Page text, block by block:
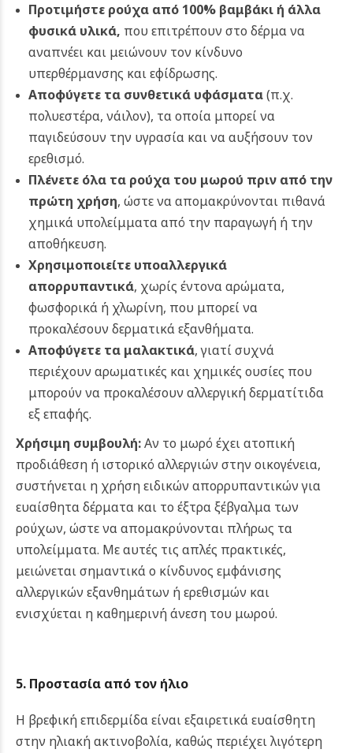
Προτιμήστε ρούχα από 100% βαμβάκι ή άλλα
φυσικά υλικά, που επιτρέπουν στο δέρμα να
αναπνέει και μειώνουν τον κίνδυνο
υπερθέρμανσης και εφίδρωσης.
Αποφύγετε τα συνθετικά υφάσματα(π.χ.
πολυεστέρα, νάιλον), τα οποία μπορεί να
παγιδεύσουν την υγρασία και να αυξήσουν τον
ερεθισμό.
Πλένετε όλα τα ρούχα του μωρού πριν από την
πρώτη χρήση, ώστε να απομακρύνονται πιθανά
χημικά υπολείμματα από την παραγωγή ή την
αποθήκευση.
Χρησιμοποιείτε υποαλλεργικά
απορρυπαντικά, χωρίς έντονα αρώματα,
φωσφορικά ή χλωρίνη, που μπορεί να
προκαλέσουν δερματικά εξανθήματα.
Αποφύγετε τα μαλακτικά, γιατί συχνά
περιέχουν αρωματικές και χημικές ουσίες που
μπορούν να προκαλέσουν αλλεργική δερματίτιδα
εξ επαφής.
Χρήσιμη συμβουλή:Αν το μωρό έχει ατοπική
προδιάθεση ή ιστορικό αλλεργιών στην οικογένεια,
συστήνεται η χρήση ειδικών απορρυπαντικών για
ευαίσθητα δέρματα και το έξτρα ξέβγαλμα των
ρούχων, ώστε να απομακρύνονται πλήρως τα
υπολείμματα. Με αυτές τις απλές πρακτικές,
μειώνεται σημαντικά ο κίνδυνος εμφάνισης
αλλεργικών εξανθημάτων ή ερεθισμών και
ενισχύεται η καθημερινή άνεση του μωρού.
5. Προστασία από τον ήλιο
Η βρεφική επιδερμίδα είναι εξαιρετικά ευαίσθητη
στην ηλιακή ακτινοβολία, καθώς περιέχει λιγότερη